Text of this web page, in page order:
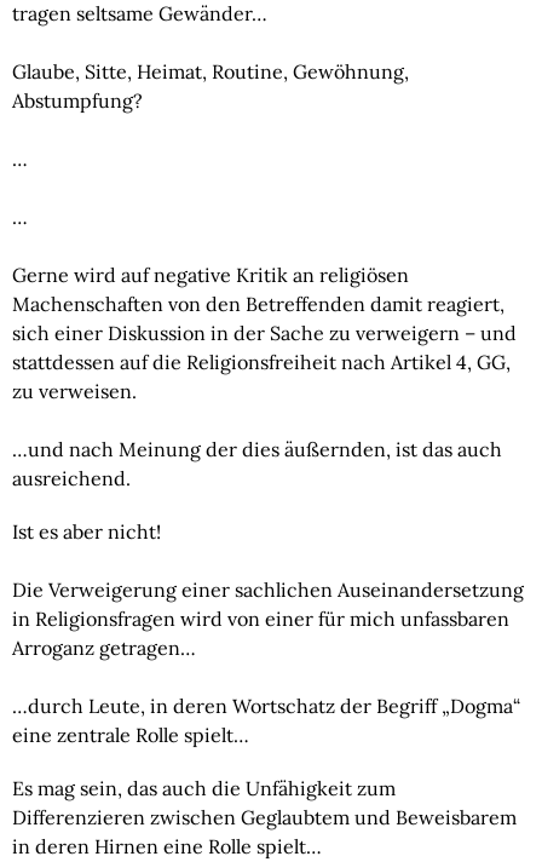
tragen seltsame Gewänder…
Glaube, Sitte, Heimat, Routine, Gewöhnung,
Abstumpfung?
…
…
Gerne wird auf negative Kritik an religiösen
Machenschaften von den Betreffenden damit reagiert,
sich einer Diskussion in der Sache zu verweigern – und
stattdessen auf die Religionsfreiheit nach Artikel 4, GG,
zu verweisen.
…und nach Meinung der dies äußernden, ist das auch
ausreichend.
Ist es aber nicht!
Die Verweigerung einer sachlichen Auseinandersetzung
in Religionsfragen wird von einer für mich unfassbaren
Arroganz getragen…
…durch Leute, in deren Wortschatz der Begriff „Dogma“
eine zentrale Rolle spielt…
Es mag sein, das auch die Unfähigkeit zum
Differenzieren zwischen Geglaubtem und Beweisbarem
in deren Hirnen eine Rolle spielt…